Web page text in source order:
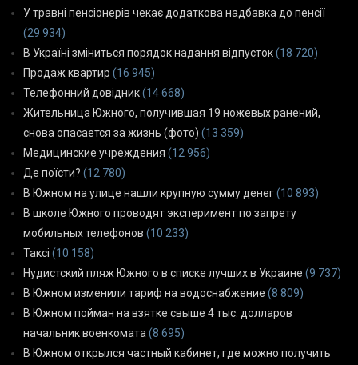
У травні пенсіонерів чекає додаткова надбавка до пенсії
(29 934)
В Україні зміниться порядок надання відпусток(18 720)
Продаж квартир (16 945)
Телефонний довідник(14 668)
Жительница Южного, получившая 19 ножевых ранений,
снова опасается за жизнь (фото) (13 359)
Медицинские учреждения (12 956)
Де поїсти? (12 780)
В Южном на улице нашли крупную сумму денег(10 893)
В школе Южного проводят эксперимент по запрету
мобильных телефонов (10 233)
Таксі (10 158)
Нудистский пляж Южного в списке лучших в Украине (9 737)
В Южном изменили тариф на водоснабжение (8 809)
В Южном пойман на взятке свыше 4 тыс. долларов
начальник военкомата (8 695)
В Южном открылся частный кабинет, где можно получить